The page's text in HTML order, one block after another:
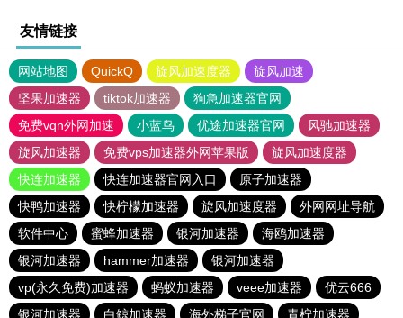
友情链接
网站地图 QuickQ 旋风加速度器
旋风加速
坚果加速器
tiktok加速器
狗急加速器官网
免费vqn外网加速
小蓝鸟 优途加速器官网
风驰加速器
旋风加速器
免费vps加速器外网苹果版
旋风加速度器
快连加速器
快连加速器官网入口
原子加速器
快鸭加速器
快柠檬加速器 旋风加速度器
外网网址导航
软件中心
蜜蜂加速器 银河加速器
海鸥加速器
银河加速器
hammer加速器
银河加速器
vp(永久免费)加速器
蚂蚁加速器 veee加速器
优云666
银河加速器
白鲸加速器 海外梯子官网 青柠加速器